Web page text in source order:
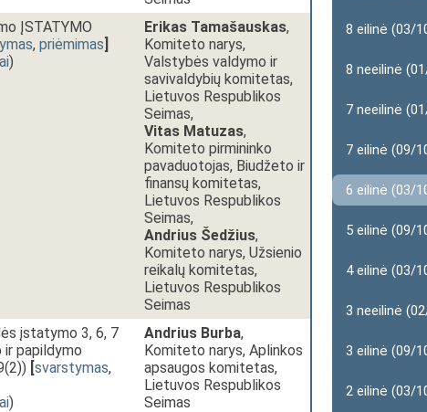
ĮSTATYMO
, priėmimas]
)
Erikas Tamašauskas,
Komiteto narys,
Valstybės valdymo ir
savivaldybių komitetas,
Lietuvos Respublikos
Seimas,
Vitas Matuzas,
Komiteto pirmininko
pavaduotojas, Biudžeto ir
finansų komitetas,
Lietuvos Respublikos
Seimas,
Andrius Šedžius,
Komiteto narys, Užsienio
reikalų komitetas,
Lietuvos Respublikos
Seimas
įstatymo 3, 6, 7
ir papildymo
[svarstymas,
)
Andrius Burba,
Komiteto narys, Aplinkos
apsaugos komitetas,
Lietuvos Respublikos
Seimas
8 eilinė (03/
8 neeilinė
7 neeilinė
7 eilinė (09/
6 eilinė (03/
5 eilinė (09/
4 eilinė (03/
3 neeilinė
3 eilinė (09/
2 eilinė (03/